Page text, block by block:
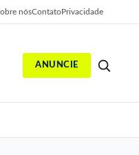
nósContatoPrivacidade
ANUNCIE